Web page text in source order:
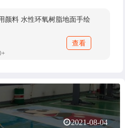
颜料 水性环氧树脂地面手绘
查看
2021-08-04